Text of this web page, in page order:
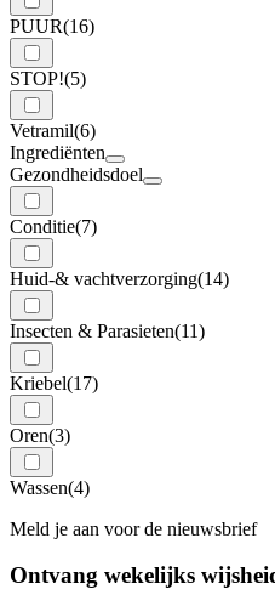
PUUR(16)
STOP!(5)
Vetramil(6)
Ingrediënten
Gezondheidsdoel
Conditie(7)
Huid-& vachtverzorging(14)
Insecten & Parasieten(11)
Kriebel(17)
Oren(3)
Wassen(4)
Meld je aan voor de nieuwsbrief
Ontvang wekelijks